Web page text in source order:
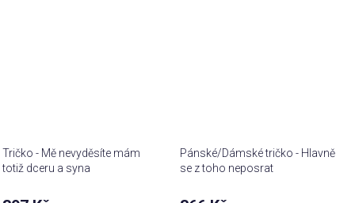
Tričko - Mě nevyděsíte mám
totiž dceru a syna
Pánské/Dámské tričko - Hlavně
se z toho neposrat